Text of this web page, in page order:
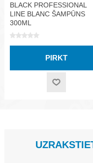
BLACK PROFESSIONAL
LINE BLANC ŠAMPŪNS
300ML